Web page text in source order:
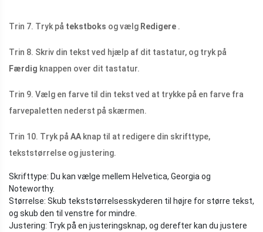
Trin 7. Tryk på tekstboks og vælg Redigere .
Trin 8. Skriv din tekst ved hjælp af dit tastatur, og tryk på
Færdig knappen over dit tastatur.
Trin 9. Vælg en farve til din tekst ved at trykke på en farve fra
farvepaletten nederst på skærmen.
Trin 10. Tryk på AA knap til at redigere din skrifttype,
tekststørrelse og justering.
Skrifttype: Du kan vælge mellem Helvetica, Georgia og
Noteworthy.
Størrelse: Skub tekststørrelsesskyderen til højre for større tekst,
og skub den til venstre for mindre.
Justering: Tryk på en justeringsknap, og derefter kan du justere